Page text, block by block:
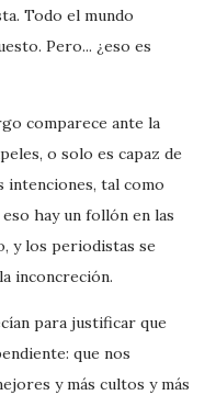
Todo el mundo
Pero... ¿eso es
comparece ante la
o solo es capaz de
intenciones, tal como
hay un follón en las
y los periodistas se
inconcreción.
para justificar que
que nos
y más cultos y más